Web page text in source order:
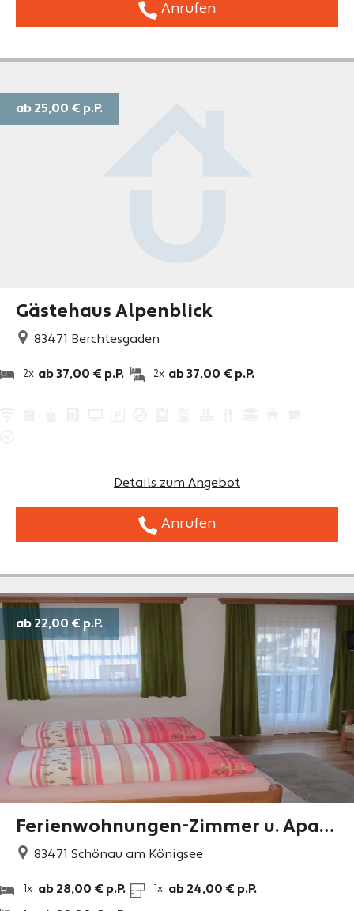
Anrufen
Gästehaus Alpenblick
83471 Berchtesgaden
2x ab 37,00 € p.P. 2x ab 37,00 € p.P.
Details zum Angebot
Anrufen
ab 25,00 € p.P.
Ferienwohnungen-Zimmer u. Apart
ements Zillnhäusl
83471 Schönau am Königsee
1x ab 28,00 € p.P. 1x ab 24,00 € p.P.
ab 22,00 € p.P.